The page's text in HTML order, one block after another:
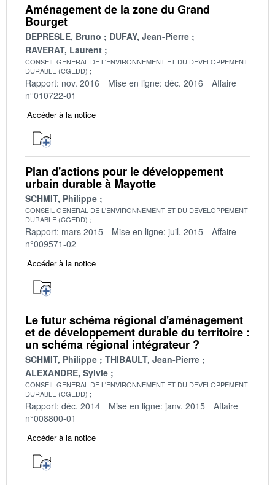
Aménagement de la zone du Grand
Bourget
DEPRESLE, Bruno
DUFAY, Jean-Pierre
RAVERAT, Laurent
CONSEIL GENERAL DE L'ENVIRONNEMENT ET DU DEVELOPPEMENT
DURABLE (CGEDD)
Rapport: nov. 2016 Mise en ligne: déc. 2016
Affaire
n°010722-01
Accéder à la notice
Plan d'actions pour le développement
urbain durable à Mayotte
SCHMIT, Philippe
CONSEIL GENERAL DE L'ENVIRONNEMENT ET DU DEVELOPPEMENT
DURABLE (CGEDD)
Rapport: mars 2015 Mise en ligne: juil. 2015
Affaire
n°009571-02
Accéder à la notice
Le futur schéma régional d'aménagement
et de développement durable du territoire :
un schéma régional intégrateur ?
SCHMIT, Philippe
THIBAULT, Jean-Pierre
ALEXANDRE, Sylvie
CONSEIL GENERAL DE L'ENVIRONNEMENT ET DU DEVELOPPEMENT
DURABLE (CGEDD)
Rapport: déc. 2014 Mise en ligne: janv. 2015
Affaire
n°008800-01
Accéder à la notice